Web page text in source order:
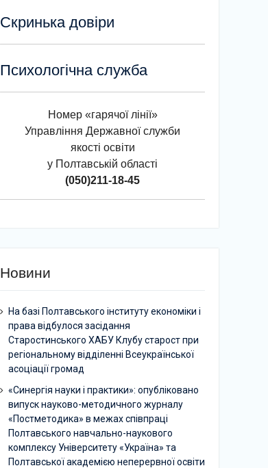
Скринька довіри
Психологічна служба
Номер «гарячої лінії»
Управління Державної служби
якості освіти
у Полтавській області
(050)211-18-45
Новини
На базі Полтавського інституту економіки і
права відбулося засідання
Старостинського ХАБУ Клубу старост при
регіональному відділенні Всеукраїнської
асоціації громад
«Синергія науки і практики»: опубліковано
випуск науково-методичного журналу
«Постметодика» в межах співпраці
Полтавського навчально-наукового
комплексу Університету «Україна» та
Полтавської академією неперервної освіти